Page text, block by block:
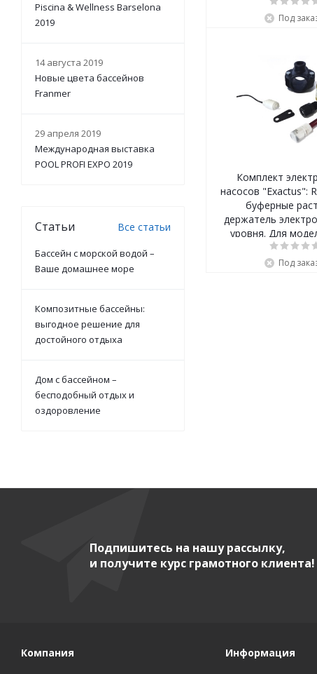
Под
Комплект
насосов "Exactus":
буферные
держатель
уровня. Для
Exactus
Под
Piscina & Wellness Barselona
2019
14 августа 2019
Новые цвета бассейнов
Franmer
29 апреля 2019
Международная выставка
POOL PROFI EXPO 2019
Статьи Все статьи
Бассейн с морской водой –
Ваше домашнее море
Композитные бассейны:
выгодное решение для
достойного отдыха
Дом с бассейном –
бесподобный отдых и
оздоровление
Подпишитесь на нашу рассылку,
и получите курс грамотного клиента!
Компания Информация